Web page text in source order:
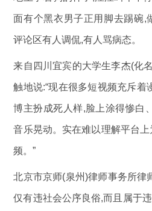
面有个黑衣男子正用脚去踢碗,
评论区有人调侃,有人骂病态。
来自四川宜宾的大学生李杰(化
触地说:“现在很多短视频充斥着
博主扮成死人样,脸上涂得惨白
音乐晃动。实在难以理解平台
频。”
北京市京师(泉州)律师事务所律
仅有违社会公序良俗,而且属于